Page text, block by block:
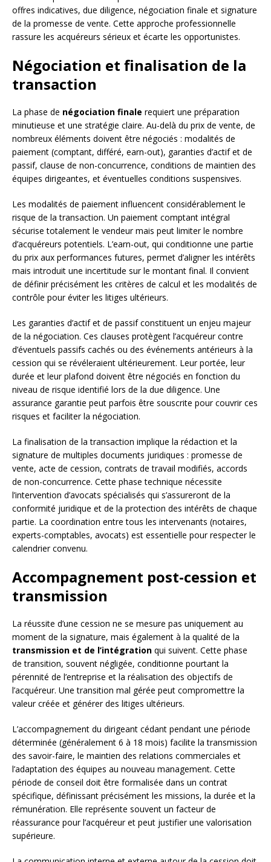
offres indicatives, due diligence, négociation finale et signature
de la promesse de vente. Cette approche professionnelle
rassure les acquéreurs sérieux et écarte les opportunistes.
Négociation et finalisation de la
transaction
La phase de négociation finale requiert une préparation
minutieuse et une stratégie claire. Au-delà du prix de vente, de
nombreux éléments doivent être négociés : modalités de
paiement (comptant, différé, earn-out), garanties d’actif et de
passif, clause de non-concurrence, conditions de maintien des
équipes dirigeantes, et éventuelles conditions suspensives.
Les modalités de paiement influencent considérablement le
risque de la transaction. Un paiement comptant intégral
sécurise totalement le vendeur mais peut limiter le nombre
d’acquéreurs potentiels. L’earn-out, qui conditionne une partie
du prix aux performances futures, permet d’aligner les intérêts
mais introduit une incertitude sur le montant final. Il convient
de définir précisément les critères de calcul et les modalités de
contrôle pour éviter les litiges ultérieurs.
Les garanties d’actif et de passif constituent un enjeu majeur
de la négociation. Ces clauses protègent l’acquéreur contre
d’éventuels passifs cachés ou des événements antérieurs à la
cession qui se révéleraient ultérieurement. Leur portée, leur
durée et leur plafond doivent être négociés en fonction du
niveau de risque identifié lors de la due diligence. Une
assurance garantie peut parfois être souscrite pour couvrir ces
risques et faciliter la négociation.
La finalisation de la transaction implique la rédaction et la
signature de multiples documents juridiques : promesse de
vente, acte de cession, contrats de travail modifiés, accords
de non-concurrence. Cette phase technique nécessite
l’intervention d’avocats spécialisés qui s’assureront de la
conformité juridique et de la protection des intérêts de chaque
partie. La coordination entre tous les intervenants (notaires,
experts-comptables, avocats) est essentielle pour respecter le
calendrier convenu.
Accompagnement post-cession et
transmission
La réussite d’une cession ne se mesure pas uniquement au
moment de la signature, mais également à la qualité de la
transmission et de l’intégration qui suivent. Cette phase
de transition, souvent négligée, conditionne pourtant la
pérennité de l’entreprise et la réalisation des objectifs de
l’acquéreur. Une transition mal gérée peut compromettre la
valeur créée et générer des litiges ultérieurs.
L’accompagnement du dirigeant cédant pendant une période
déterminée (généralement 6 à 18 mois) facilite la transmission
des savoir-faire, le maintien des relations commerciales et
l’adaptation des équipes au nouveau management. Cette
période de conseil doit être formalisée dans un contrat
spécifique, définissant précisément les missions, la durée et la
rémunération. Elle représente souvent un facteur de
réassurance pour l’acquéreur et peut justifier une valorisation
supérieure.